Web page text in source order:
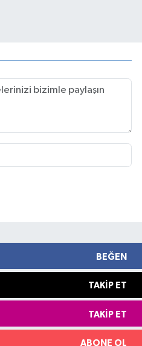
BEĞEN
TAKIP ET
TAKIP ET
ABONE OL